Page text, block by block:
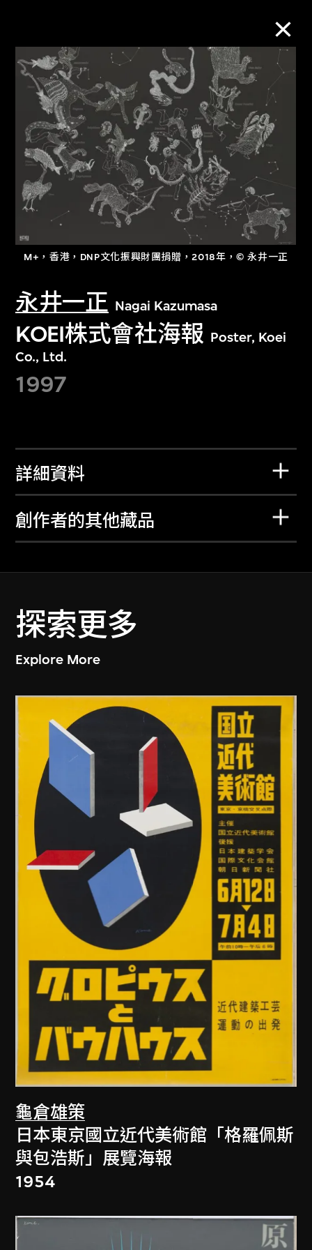
M+，香港，DNP文化振興財團捐贈，2018年，© 永井一正
永井一正 Nagai Kazumasa
KOEI株式會社海報 Poster, Koei
Co., Ltd.
1997
詳細資料
創作者的其他藏品
探索更多
Explore More
龜倉雄策
日本東京國立近代美術館「格羅佩斯
與包浩斯」展覽海報
1954
M+藏品
進一步篩選 搜索
關於M+藏品
探索世界頂級的二十及二十一世紀視覺